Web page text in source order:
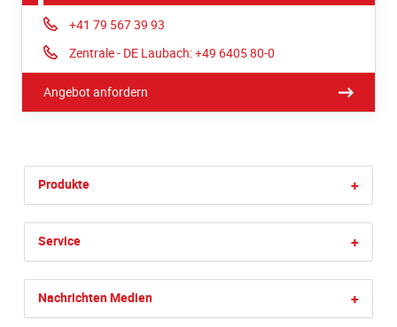
Phone:
+41 79 567 39 93
Phone:
Zentrale - DE Laubach: +49 6405 80-0
Angebot anfordern
Produkte +
Service +
Nachrichten Medien +